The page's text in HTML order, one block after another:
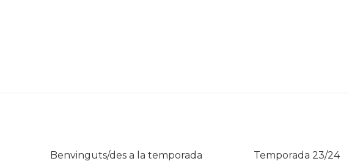
Benvinguts/des a la temporada
Temporada 23/24